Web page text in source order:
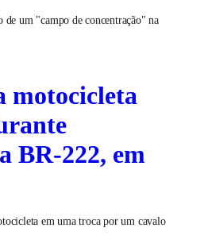
de um "campo de concentração" na
motocicleta
BR-222, em
em uma troca por um cavalo